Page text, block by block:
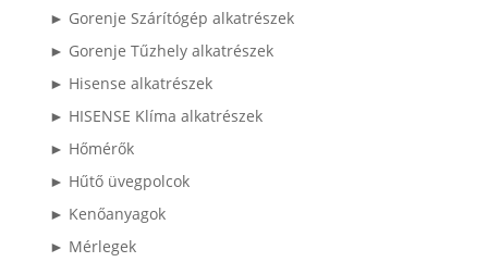
► Gorenje Szárítógép alkatrészek
► Gorenje Tűzhely alkatrészek
► Hisense alkatrészek
► HISENSE Klíma alkatrészek
► Hőmérők
► Hűtő üvegpolcok
► Kenőanyagok
► Mérlegek